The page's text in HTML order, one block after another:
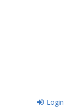
Login